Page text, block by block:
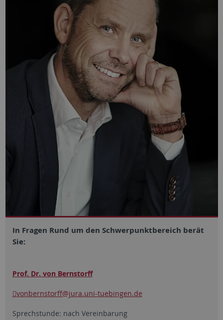
In Fragen Rund um den Schwerpunktbereich berät
Sie:
Prof. Dr. von Bernstorff
vonbernstorff@jura.uni-tuebingen.de
Sprechstunde: nach Vereinbarung